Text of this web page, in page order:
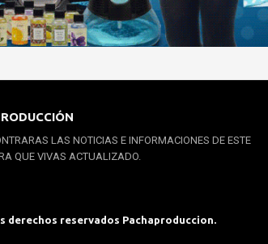
LAS NOTICIAS E INFORMACIONES DE ESTE
QUE VIVAS ACTUALIZADO.
derechos reservados Pachaproduccion.